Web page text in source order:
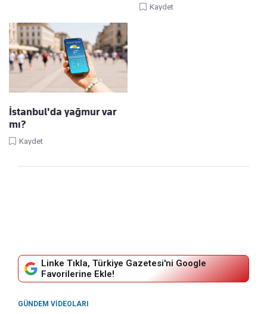
Kaydet
İstanbul'da yağmur var
mı?
Kaydet
Linke Tıkla, Türkiye Gazetesi'ni Google
Favorilerine Ekle!
GÜNDEM VIDEOLARI